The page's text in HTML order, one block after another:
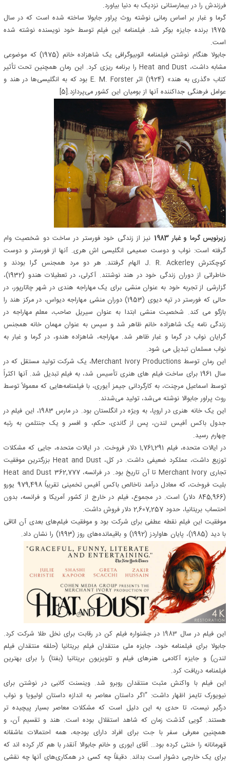
فرزندش را در بیمارستانی نزدیک به دنیا بیاورد.
گرما و غبار بر اساس رمانی نوشته روث پراور جابولا ساخته شده است که در سال
1975 برنده جایزه بوکر شد. فیلمنامه این فیلم توسط خود نویسنده نوشته شده
است.
جابولا هنگام نوشتن فیلمنامه اتوبیوگرافی یک شاهزاده خانم (1975) که موضوعی
مشابه داشت، Heat and Dust را برنامه ریزی کرد. این رمان همچنین تحت تأثیر
کتاب «گذری به هند» (1924) اثر E. M. Forster بود که به انگلیسی‌ها در هند و
عوامل فرهنگی جداکننده آنها از بومیان این کشور می‌پردازد.[5]
زیرنویس گرما و غبار 1983
نیز از زندگی خود فورستر در ساخت دو شخصیت وام
گرفته است: نواب و دوست صمیمی انگلیسی اش هری. آنها از فورستر و دوست
کوچکترش J. R. Ackerley الهام گرفتند. هر دو مرد همجنس گرا بودند و
خاطراتی از دوران زندگی خود در هند نوشتند. آکرلی، در تعطیلات هندو (1932)،
گزارشی از تجربه خود به عنوان منشی برای یک مهاراجه هندی در شهر چاتارپور، در
حالی که فورستر در تپه دیوی (1953) دوران منشی مهاراجه دیواس، در مرکز هند را
بازگو می کند. شخصیت منشی ابتدا به عنوان سیریل صاحب، معلم مهاراجه در
زندگی نامه یک شاهزاده خانم ظاهر شد و سپس به عنوان مهمان خانه همجنس
گرایان نواب در گرما و غبار ظاهر شد. مهاراجه، شاهزاده هندو، در گرما و غبار به
نواب مسلمان تبدیل می شود.
این رمان توسط Merchant Ivory Productions، یک شرکت تولید مستقل که در
سال 1961 برای ساخت فیلم های هنری تأسیس شد، به فیلم تبدیل شد. آنها اکثراً
توسط اسماعیل مرچنت، به کارگردانی جیمز آیوری، با فیلمنامه‌هایی که معمولاً توسط
روث پراور جابوالا نوشته می‌شد، تولید می‌شدند.
این یک خانه هنری در اروپا، به ویژه در انگلستان بود. در مارس 1983، این فیلم در
جدول باکس آفیس لندن، پس از گاندی، حکم، و افسر و یک جنتلمن به رتبه
چهارم رسید.
در ایالات متحده، فیلم 1,761,291 دلار فروخت. در ایالات متحده، جایی که مشکلات
توزیع داشت، عملکرد ضعیفی داشت. در کل، Heat and Dust بزرگترین موفقیت
تجاری Merchant Ivory تا آن تاریخ بود. در فرانسه، Heat and Dust 362,777
بلیت فروخت، که معادل درآمد ناخالص باکس آفیس تخمینی تقریباً 979,498 یورو
(845,966 دلار) است. در مجموع، فیلم در خارج از کشور آمریکا و فرانسه، بدون
احتساب بریتانیا، حدود 2,607,257 دلار فروش داشت.
موفقیت این فیلم نقطه عطفی برای شرکت بود و موفقیت فیلم‌های بعدی آن اتاقی
با دید (1985)، پایان هاواردز (1992) و باقیمانده‌های روز (1993) را نشان داد.
این فیلم در سال 1983 در جشنواره فیلم کن در رقابت برای نخل طلا شرکت کرد.
جابولا برای فیلمنامه خود، جایزه ملی منتقدان فیلم بریتانیا (حلقه منتقدان فیلم
لندن) و جایزه آکادمی هنرهای فیلم و تلویزیون بریتانیا (بفتا) را برای بهترین
فیلمنامه دریافت کرد.
این فیلم با واکنش مثبت منتقدان روبرو شد. وینسنت کانبی در نوشتن برای
نیویورک تایمز اظهار داشت: “اگر داستان معاصر به اندازه داستان اولیویا و نواب
درگیر نیست، تا حدی به این دلیل است که مشکلات معاصر بسیار پیچیده تر
هستند. گویی گذشت زمان که شاهد استقلال بوده است. هند و تقسیم آن، و
همچنین معرفی سفر با جت برای افراد دارای بودجه، همه احتمالات عاشقانه
قهرمانانه را خنثی کرده بود… آقای ایوری و خانم جابوالا آنقدر با هم کار کرده اند که
برای یک خارجی دشوار است بداند. دقیقاً چه کسی در همکاری‌های آنها چه نقشی